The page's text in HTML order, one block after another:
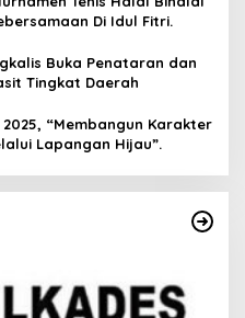
Di Idul Fitri.
Buka Penataran dan
Tingkat Daerah
“Membangun Karakter
Lapangan Hijau”.